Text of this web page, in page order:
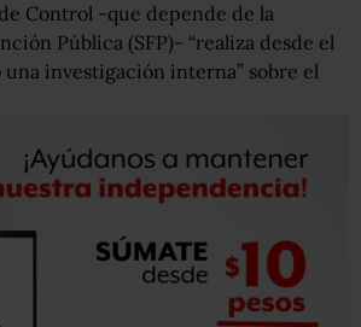
Control -que depende de la
Pública (SFP)- “realiza desde el
una investigación interna” sobre el